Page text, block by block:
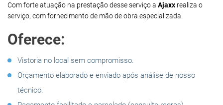
Com forte atuação na prestação desse serviço a Ajaxx realiza o
serviço, com fornecimento de mão de obra especializada.
Oferece:
Vistoria no local sem compromisso.
Orçamento elaborado e enviado após análise de nosso
técnico.